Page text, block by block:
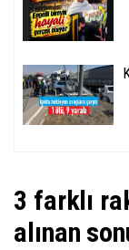
3 farklı
alınan